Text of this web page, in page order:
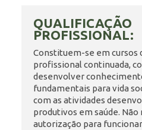
ENSINO
QUALIFICAÇÃO
PROFISSIONAL:
Constituem-se em cursos
profissional continuada,
desenvolver
fundamentais para vida
com as atividades
produtivos em saúde. Não
autorização para